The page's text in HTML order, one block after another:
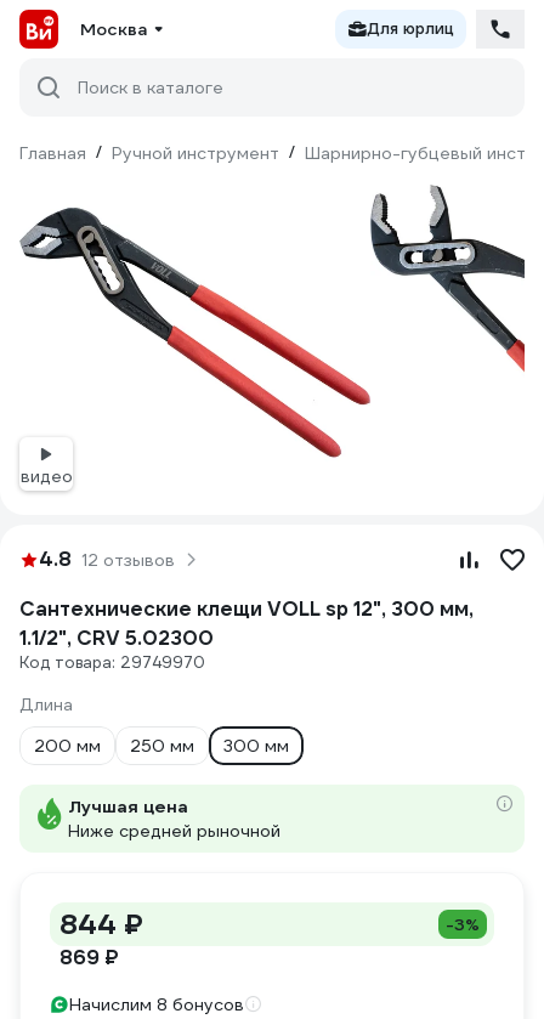
Москва Для юрлиц
Поиск в каталоге
Главная / Ручной инструмент / Шарнирно-губцевый
видео
4.8 12 отзывов
Сантехнические клещи VOLL sp 12", 300 мм,
1.1/2", CRV 5.02300
Код товара: 29749970
Длина
200 мм
250 мм 300 мм
Лучшая цена
Ниже средней рыночной
844 ₽ -3%
869 ₽
Начислим 8 бонусов